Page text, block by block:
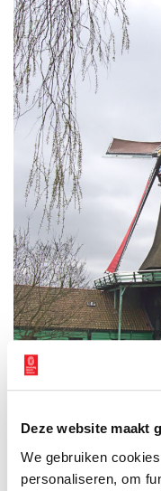
Deze website maakt
We gebruiken
personaliseren, om